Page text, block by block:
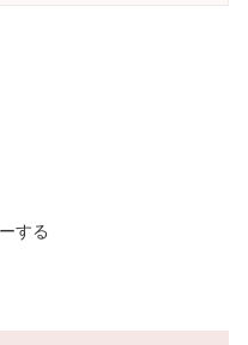
する